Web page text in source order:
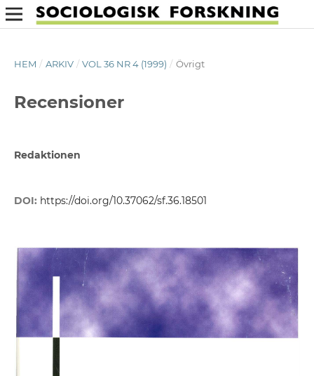
HEM / ARKIV / VOL 36 NR 4 (1999) / Övrigt
Recensioner
Redaktionen
DOI: https://doi.org/10.37062/sf.36.18501